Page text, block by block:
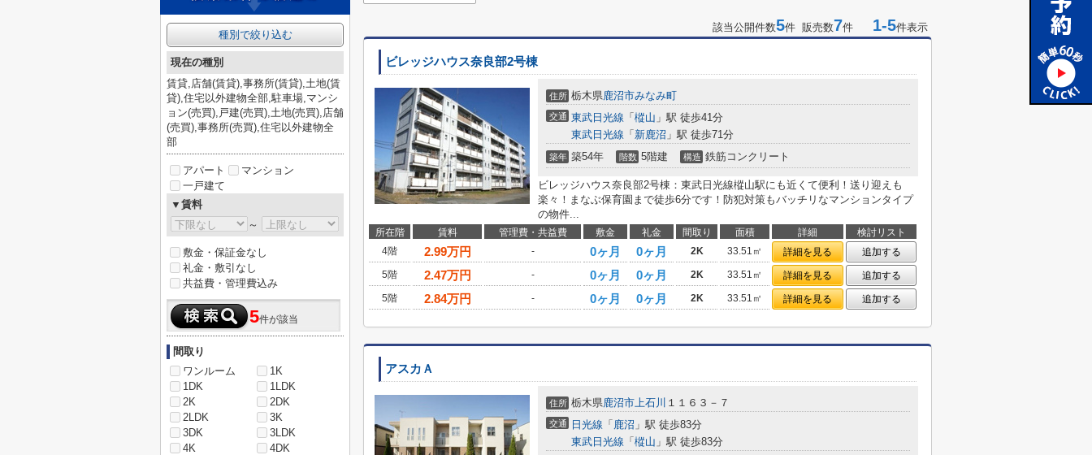
該当公開件数5件 販売数7件 1-5件表示
ビレッジハウス奈良部2号棟
住所 栃木県鹿沼市みなみ町
交通 東武日光線 「 樅山 」駅 徒歩41分
東武日光線 「 新鹿沼 」駅 徒歩71分
築年 築54年 階数 5階建 構造 鉄筋コンクリート
ビレッジハウス奈良部2号棟：東武日光線樅山駅にも近くて便利！送り迎えも
楽々！まなぶ保育園まで徒歩6分です！防犯対策もバッチリなマンションタイプ
の物件...
所在階 賃料 管理費・共益費 敷金 礼金 間取り 面積 詳細
検討リスト
4階
2.99万円 - 0ヶ月 0ヶ月 2K 33.51㎡ 詳細を見る
追加する
5階
2.47万円 - 0ヶ月 0ヶ月 2K 33.51㎡ 詳細を見る
追加する
5階
2.84万円 - 0ヶ月 0ヶ月 2K 33.51㎡ 詳細を見る 追加する
アスカＡ
住所 栃木県鹿沼市上石川 １１６３－７
交通 日光線 「 鹿沼 」駅 徒歩83分
東武日光線 「 樅山 」駅 徒歩83分
種別で絞り込む
現在の種別
賃貸,店舗(賃貸),事務所(賃貸),土地(賃
貸),住宅以外建物全部,駐車場,マンシ
ョン(売買),戸建(売買),土地(売買),店舗
(売買),事務所(売買),住宅以外建物全
部
アパート
マンション
一戸建て
▼賃料
～
敷金・保証金なし
礼金・敷引なし
共益費・管理費込み
5件が該当
間取り
ワンルーム
1K
1DK
1LDK
2K
2DK
2LDK
3K
3DK
3LDK
4K
4DK